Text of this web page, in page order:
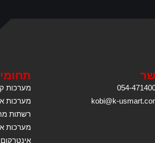
מערכות
מערכות
רשתות
מערכות
אינטרקום